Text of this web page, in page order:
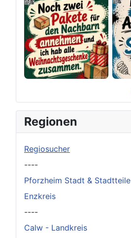
Original herunterladen
Regionen
Regiosucher
----
Pforzheim Stadt & Stadtteile
Enzkreis
----
Calw - Landkreis